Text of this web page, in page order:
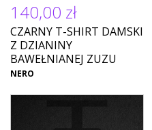
140,00 zł
CZARNY T-SHIRT DAMSKI
Z DZIANINY
BAWEŁNIANEJ ZUZU
NERO